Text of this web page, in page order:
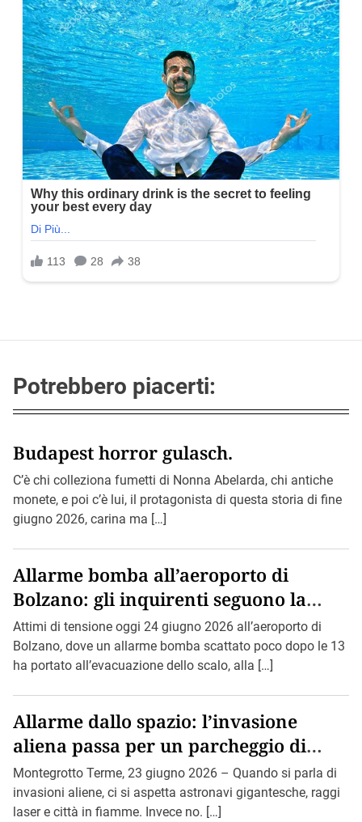
Potrebbero piacerti:
Budapest horror gulasch.
C’è chi colleziona fumetti di Nonna Abelarda, chi antiche
monete, e poi c’è lui, il protagonista di questa storia di fine
giugno 2026, carina ma […]
Allarme bomba all’aeroporto di
Bolzano: gli inquirenti seguono la
pista di Bin Loden.
Attimi di tensione oggi 24 giugno 2026 all’aeroporto di
Bolzano, dove un allarme bomba scattato poco dopo le 13
ha portato all’evacuazione dello scalo, alla […]
Allarme dallo spazio: l’invasione
aliena passa per un parcheggio di
Montegrotto.
Montegrotto Terme, 23 giugno 2026 – Quando si parla di
invasioni aliene, ci si aspetta astronavi gigantesche, raggi
laser e città in fiamme. Invece no. […]